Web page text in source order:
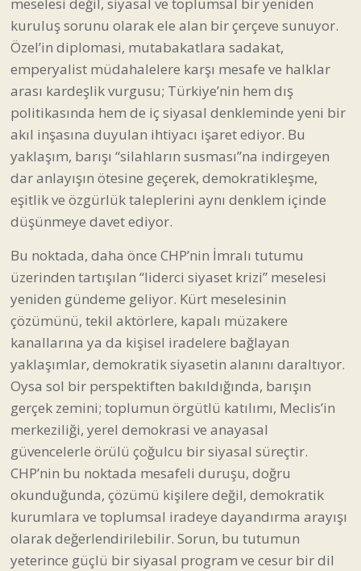
kuruluş sorunu olarak ele alan bir çerçeve sunuyor.
Özel’in diplomasi, mutabakatlara sadakat,
emperyalist müdahalelere karşı mesafe ve halklar
arası kardeşlik vurgusu; Türkiye’nin hem dış
politikasında hem de iç siyasal denkleminde yeni bir
akıl inşasına duyulan ihtiyacı işaret ediyor. Bu
yaklaşım, barışı “silahların susması”na indirgeyen
dar anlayışın ötesine geçerek, demokratikleşme,
eşitlik ve özgürlük taleplerini aynı denklem içinde
düşünmeye davet ediyor.
Bu noktada, daha önce CHP’nin İmralı tutumu
üzerinden tartışılan “liderci siyaset krizi” meselesi
yeniden gündeme geliyor. Kürt meselesinin
çözümünü, tekil aktörlere, kapalı müzakere
kanallarına ya da kişisel iradelere bağlayan
yaklaşımlar, demokratik siyasetin alanını daraltıyor.
Oysa sol bir perspektiften bakıldığında, barışın
gerçek zemini; toplumun örgütlü katılımı, Meclis’in
merkeziliği, yerel demokrasi ve anayasal
güvencelerle örülü çoğulcu bir siyasal süreçtir.
CHP’nin bu noktada mesafeli duruşu, doğru
okunduğunda, çözümü kişilere değil, demokratik
kurumlara ve toplumsal iradeye dayandırma arayışı
olarak değerlendirilebilir. Sorun, bu tutumun
yeterince güçlü bir siyasal program ve cesur bir dil